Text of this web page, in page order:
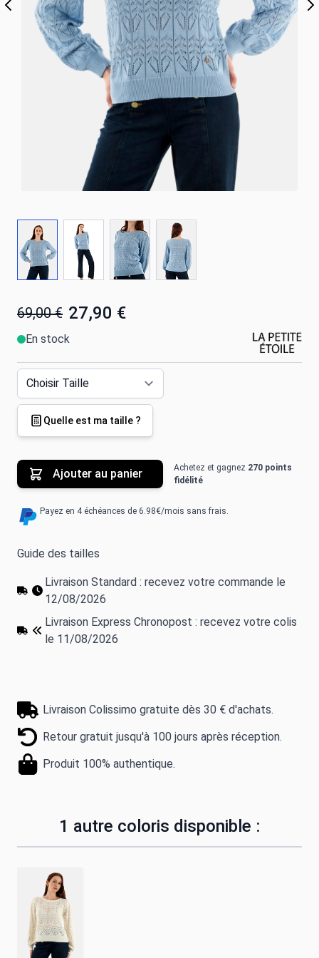
69,00 € 27,90 €
En stock
Quelle est ma taille ?
Ajouter au panier Achetez et gagnez 270 points
fidélité
Payez en 4 échéances de 6.98€/mois sans frais.
Guide des tailles
Livraison Standard : recevez votre commande le
12/08/2026
Livraison Express Chronopost : recevez votre colis
le 11/08/2026
Livraison Colissimo gratuite dès 30 € d'achats.
Retour gratuit jusqu'à 100 jours après réception.
Produit 100% authentique.
1 autre coloris disponible :